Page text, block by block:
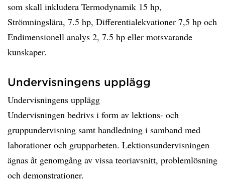
som skall inkludera Termodynamik 15 hp,
Strömningslära, 7.5 hp, Differentialekvationer 7,5 hp och
Endimensionell analys 2, 7.5 hp eller motsvarande
kunskaper.
Undervisningens upplägg
Undervisningens upplägg
Undervisningen bedrivs i form av lektions- och
gruppundervisning samt handledning i samband med
laborationer och grupparbeten. Lektionsundervisningen
ägnas åt genomgång av vissa teoriavsnitt, problemlösning
och demonstrationer.